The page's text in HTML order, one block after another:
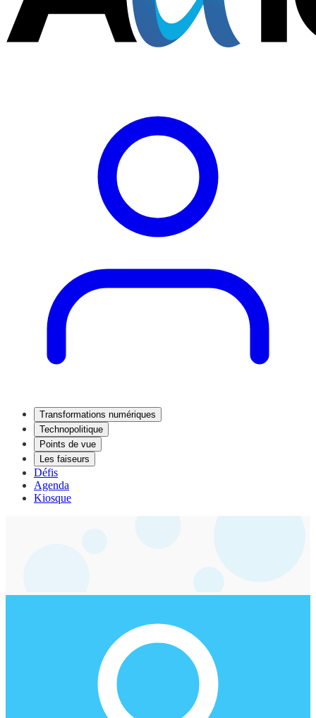
Transformations numériques
Technopolitique
Points de vue
Les faiseurs
Défis
Agenda
Kiosque